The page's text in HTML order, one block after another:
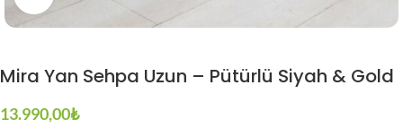
Mira Yan Sehpa Uzun – Pütürlü Siyah & Gold
13.990,00₺